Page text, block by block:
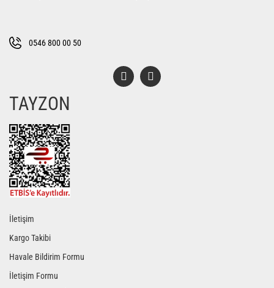
Bu ürüne benzer farklı alternatifler olmalı.
0546 800 00 50
TAYZON
İletişim
Kargo Takibi
Havale Bildirim Formu
İletişim Formu